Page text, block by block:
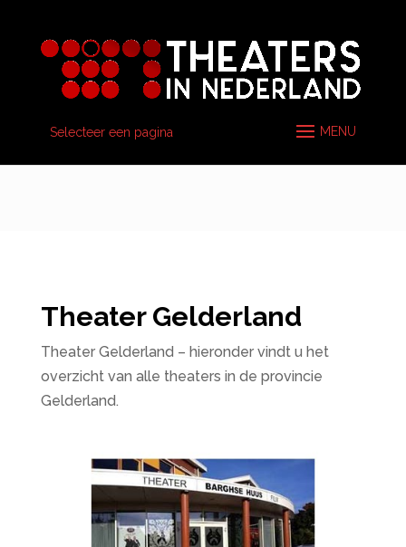
Selecteer een pagina
Theater Gelderland
Theater Gelderland – hieronder vindt u het
overzicht van alle theaters in de provincie
Gelderland.